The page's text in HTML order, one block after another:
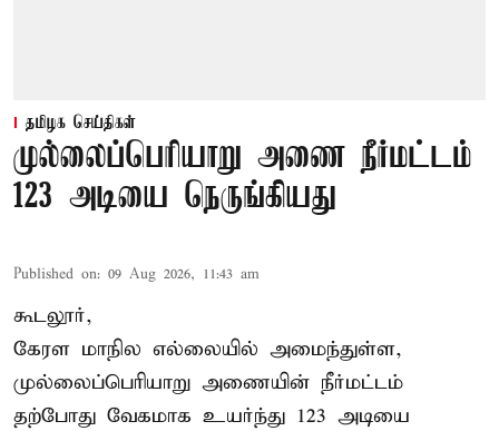
தமிழக செய்திகள்
முல்லைப்பெரியாறு அணை நீர்மட்டம்
123 அடியை நெருங்கியது
Published on: 09 Aug 2026, 11:43 am
கூடலூர்,
கேரள மாநில எல்லையில் அமைந்துள்ள,
முல்லைப்பெரியாறு அணையின் நீர்மட்டம்
தற்போது வேகமாக உயர்ந்து 123 அடியை